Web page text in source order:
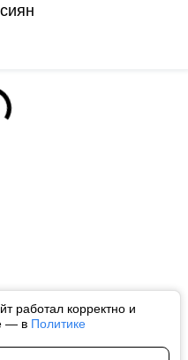
работал корректно и
— в Политике